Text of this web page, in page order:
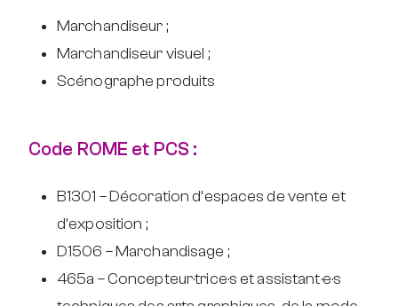
Marchandiseur ;
Marchandiseur visuel ;
Scénographe produits
Code ROME et PCS :
B1301 – Décoration d’espaces de vente et
d’exposition ;
D1506 – Marchandisage ;
465a – Concepteur·trice·s et assistant·e·s